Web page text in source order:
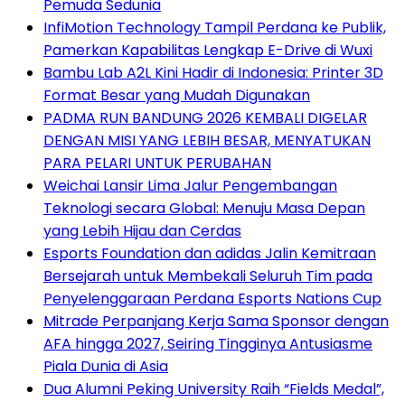
Pemuda Sedunia
InfiMotion Technology Tampil Perdana ke Publik,
Pamerkan Kapabilitas Lengkap E-Drive di Wuxi
Bambu Lab A2L Kini Hadir di Indonesia: Printer 3D
Format Besar yang Mudah Digunakan
PADMA RUN BANDUNG 2026 KEMBALI DIGELAR
DENGAN MISI YANG LEBIH BESAR, MENYATUKAN
PARA PELARI UNTUK PERUBAHAN
Weichai Lansir Lima Jalur Pengembangan
Teknologi secara Global: Menuju Masa Depan
yang Lebih Hijau dan Cerdas
Esports Foundation dan adidas Jalin Kemitraan
Bersejarah untuk Membekali Seluruh Tim pada
Penyelenggaraan Perdana Esports Nations Cup
Mitrade Perpanjang Kerja Sama Sponsor dengan
AFA hingga 2027, Seiring Tingginya Antusiasme
Piala Dunia di Asia
Dua Alumni Peking University Raih “Fields Medal”,